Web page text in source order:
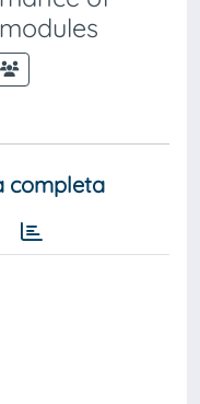
completa